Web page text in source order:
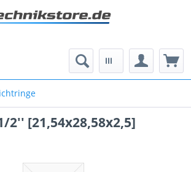
2'' [21,54x28,58x2,5]